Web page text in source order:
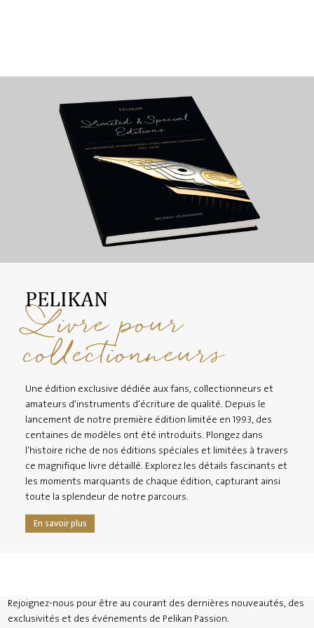
PELIKAN
Livre pour
collectionneurs
Une édition exclusive dédiée aux fans, collectionneurs et
amateurs d'instruments d'écriture de qualité. Depuis le
lancement de notre première édition limitée en 1993, des
centaines de modèles ont été introduits. Plongez dans
l'histoire riche de nos éditions spéciales et limitées à travers
ce magnifique livre détaillé. Explorez les détails fascinants et
les moments marquants de chaque édition, capturant ainsi
toute la splendeur de notre parcours.
En savoir plus
Rejoignez-nous pour être au courant des dernières nouveautés, des
exclusivités et des événements de Pelikan Passion.